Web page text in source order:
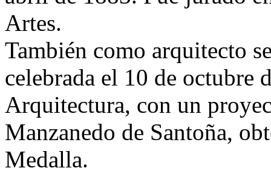
Artes.
También como arquitecto
celebrada el 10 de octubre
Arquitectura, con un
Manzanedo de Santoña,
Medalla.